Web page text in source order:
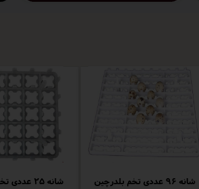
شانه 25 عددی تخم بوقلمون
شانه 96 عددی تخم بلدرچین